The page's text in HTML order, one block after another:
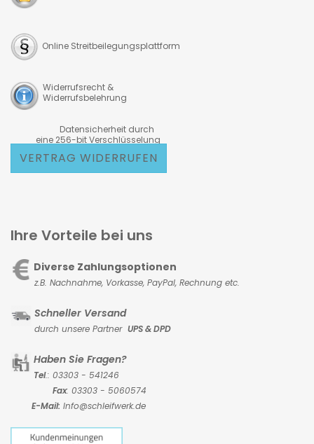
Online Streitbeilegungsplattform
Widerrufsrecht &
Widerrufsbelehrung
Datensicherheit durch
eine 256-bit Verschlüsselung
VERTRAG WIDERRUFEN
Ihre Vorteile bei uns
Diverse Zahlungsoptionen
z.B. Nachnahme, Vorkasse, PayPal, Rechnung etc.
Schneller Versand
durch unsere Partner UPS & DPD
Haben Sie Fragen?
Tel.: 03303 - 541246
Fax: 03303 - 5060574
E-Mail: Info@schleifwerk.de